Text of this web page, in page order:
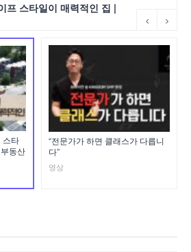
프 스타일이 매력적인 집 |
스타
동산
“전문가가 하면 클래스가 다릅니
다”
영상